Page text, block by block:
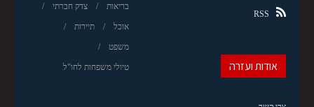
בריאות צדק חברתי
אוכל תיירות
משפט
טיולי משפחות לחו"ל
RSS
אודות ועזרה